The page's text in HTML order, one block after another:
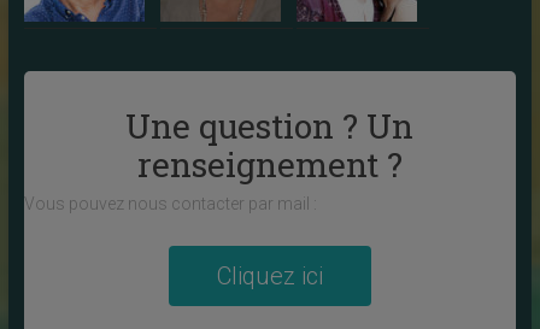
Une question ? Un
renseignement ?
Vous pouvez nous contacter par mail :
Cliquez ici